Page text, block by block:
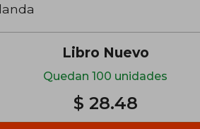
Libro Nuevo
Quedan 100 unidades
$ 28.48